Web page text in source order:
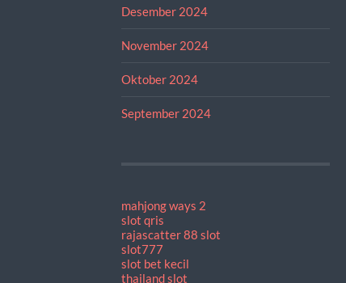
Desember 2024
November 2024
Oktober 2024
September 2024
mahjong ways 2
slot qris
rajascatter 88 slot
slot777
slot bet kecil
thailand slot